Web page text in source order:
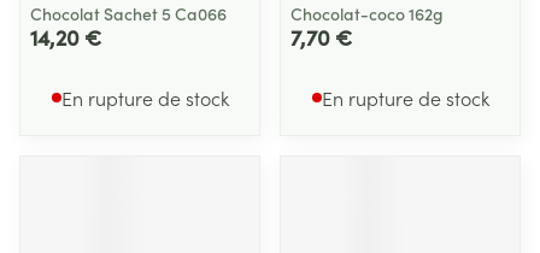
Chocolat Sachet 5 Ca066
14,20 €
En rupture de stock
Chocolat-coco 162g
7,70 €
En rupture de stock